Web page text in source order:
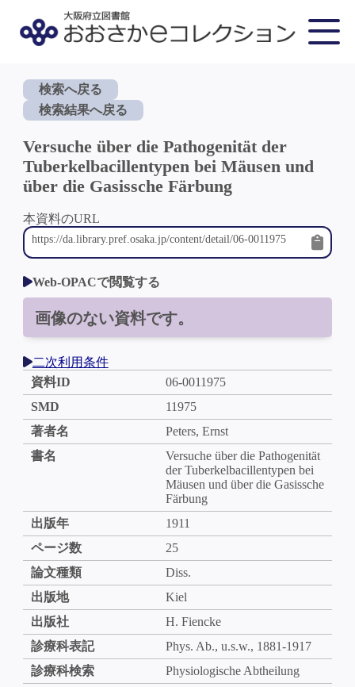
検索へ戻る
検索結果へ戻る
Versuche über die Pathogenität der
Tuberkelbacillentypen bei Mäusen und
über die Gasissche Färbung
本資料のURL
Web-OPACで閲覧する
画像のない資料です。
二次利用条件
資料ID
06-0011975
SMD
11975
著者名
Peters, Ernst
書名
Versuche über die Pathogenität
der Tuberkelbacillentypen bei
Mäusen und über die Gasissche
Färbung
出版年
1911
ページ数
25
論文種類
Diss.
出版地
Kiel
出版社
H. Fiencke
診療科表記
Phys. Ab., u.s.w., 1881-1917
診療科検索
Physiologische Abtheilung